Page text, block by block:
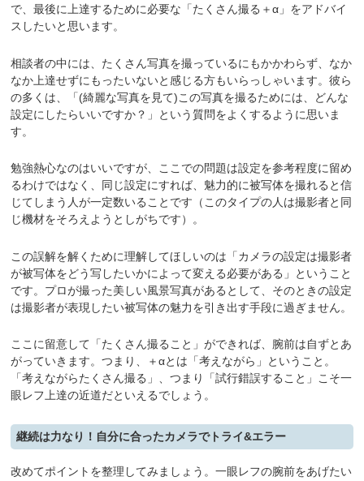
で、最後に上達するために必要な「たくさん撮る＋α」をアドバイ
スしたいと思います。
相談者の中には、たくさん写真を撮っているにもかかわらず、なか
なか上達せずにもったいないと感じる方もいらっしゃいます。彼ら
の多くは、「(綺麗な写真を見て)この写真を撮るためには、どんな
設定にしたらいいですか？」という質問をよくするように思いま
す。
勉強熱心なのはいいですが、ここでの問題は設定を参考程度に留め
るわけではなく、同じ設定にすれば、魅力的に被写体を撮れると信
じてしまう人が一定数いることです（このタイプの人は撮影者と同
じ機材をそろえようとしがちです）。
この誤解を解くために理解してほしいのは「カメラの設定は撮影者
が被写体をどう写したいかによって変える必要がある」ということ
です。プロが撮った美しい風景写真があるとして、そのときの設定
は撮影者が表現したい被写体の魅力を引き出す手段に過ぎません。
ここに留意して「たくさん撮ること」ができれば、腕前は自ずとあ
がっていきます。つまり、＋αとは「考えながら」ということ。
「考えながらたくさん撮る」、つまり「試行錯誤すること」こそ一
眼レフ上達の近道だといえるでしょう。
継続は力なり！自分に合ったカメラでトライ&エラー
改めてポイントを整理してみましょう。一眼レフの腕前をあげたい